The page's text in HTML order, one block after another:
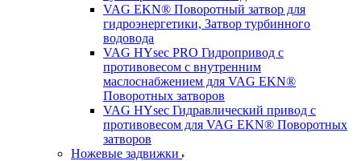
VAG EKN® Поворотный затвор для
гидроэнергетики, Затвор турбинного
водовода
VAG HYsec PRO Гидропривод с
противовесом с внутренним
маслоснабжением для VAG EKN®
Поворотных затворов
VAG HYsec Гидравлический привод с
противовесом для VAG EKN® Поворотных
затворов
Ножевые задвижки